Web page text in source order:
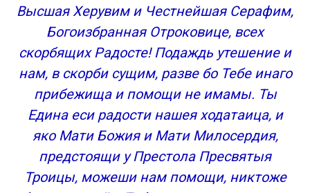
Высшая Херувим и Честнейшая Серафим,
Богоизбранная Отроковице, всех
скорбящих Радосте! Подаждь утешение и
нам, в скорби сущим, разве бо Тебе инаго
прибежища и помощи не имамы. Ты
Едина еси радости нашея ходатаица, и
яко Мати Божия и Мати Милосердия,
предстоящи у Престола Пресвятыя
Троицы, можеши нам помощи, никтоже